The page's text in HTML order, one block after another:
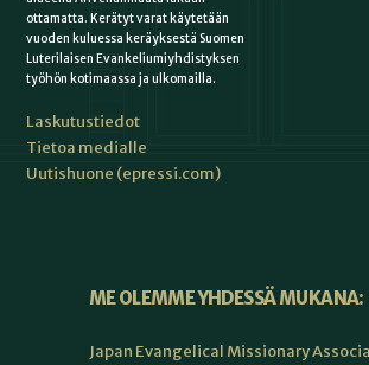
ottamatta. Kerätyt varat käytetään
vuoden kuluessa keräyksestä Suomen
Luterilaisen Evankeliumiyhdistyksen
työhön kotimaassa ja ulkomailla.
Laskutustiedot
Tietoa medialle
Uutishuone (epressi.com)
ME OLEMME YHDESSÄ MUKANA:
Japan Evangelical Missionary